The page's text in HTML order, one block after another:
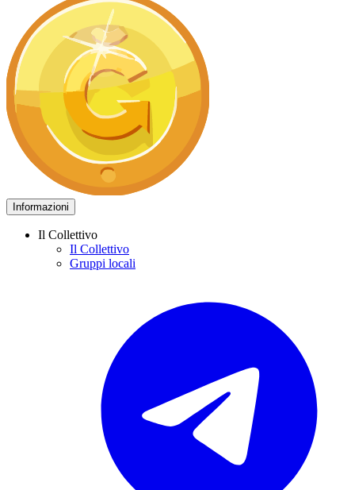
Informazioni
Il Collettivo
Il Collettivo
Gruppi locali